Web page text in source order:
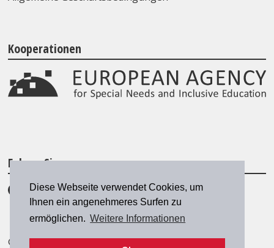
Diese Webseite verwendet Cookies, um
Ihnen ein angenehmeres Surfen zu
ermöglichen. Weitere Informationen
Kooperationen
Folgen Sie uns
© 2026 SZH/CSPS|szh@szh.ch